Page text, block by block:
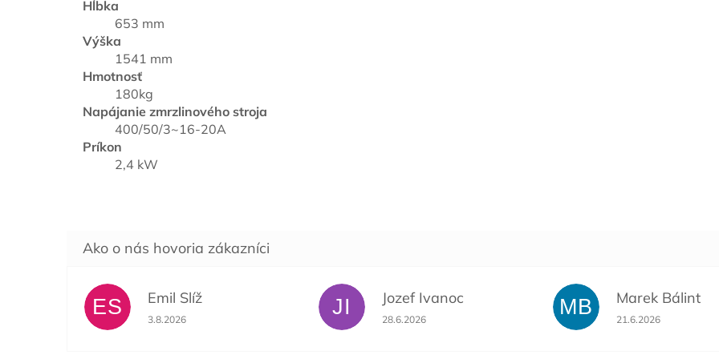
Hĺbka
653 mm
Výška
1541 mm
Hmotnosť
180kg
Napájanie zmrzlinového stroja
400/50/3~16-20A
Príkon
2,4 kW
ES Emil Slíž
Hodnotenie obchodu je 5 z 5 hviezdičiek.
3.8.2026
JI Jozef Ivanoc
Hodnotenie obchodu je 5 z 5 hviezdičiek.
28.6.2026
MB Marek Bálint
Hodnotenie
21.6.2026